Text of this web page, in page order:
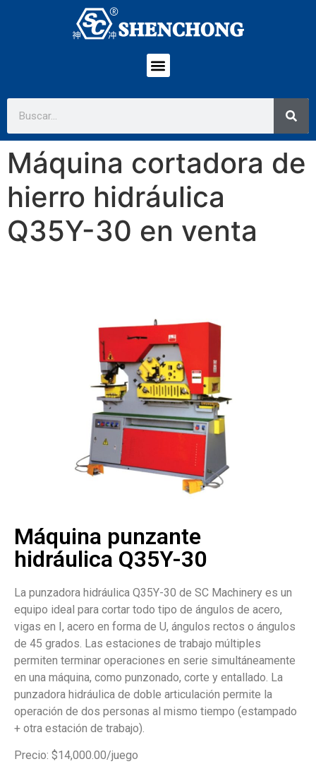
Máquina cortadora de
hierro hidráulica
Q35Y-30 en venta
Máquina punzante
hidráulica Q35Y-30
La punzadora hidráulica Q35Y-30 de SC Machinery es un
equipo ideal para cortar todo tipo de ángulos de acero,
vigas en I, acero en forma de U, ángulos rectos o ángulos
de 45 grados. Las estaciones de trabajo múltiples
permiten terminar operaciones en serie simultáneamente
en una máquina, como punzonado, corte y entallado. La
punzadora hidráulica de doble articulación permite la
operación de dos personas al mismo tiempo (estampado
+ otra estación de trabajo).
Precio: $14,000.00/juego